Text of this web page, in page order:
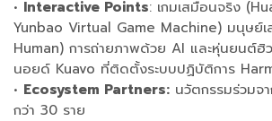
• Interactive Points: เกมเสมือนจริง
Yunbao Virtual Game Machine) มนุษย์
Human) การถ่ายภาพด้วย AI และหุ่นยนต์ฮิ
นอยด์ Kuavo ที่ติดตั้งระบบปฏิบัติการ
• Ecosystem Partners: นวัตกรรมร่วมจ
กว่า 30 ราย